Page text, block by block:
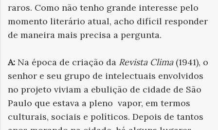
raros. Como não tenho grande interesse pelo
momento literário atual, acho difícil responder
de maneira mais precisa a pergunta.
A: Na época de criação da Revista Clima(1941), o
senhor e seu grupo de intelectuais envolvidos
no projeto viviam a ebulição de cidade de São
Paulo que estava a pleno vapor, em termos
culturais, sociais e políticos. Depois de tantos